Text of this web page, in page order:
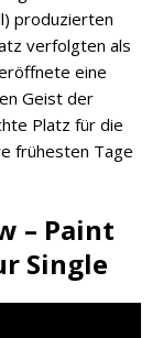
produzierten
verfolgten als
eine
Geist der
Platz für die
frühesten Tage
– Paint
Single